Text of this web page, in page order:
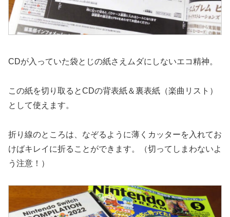
CDが入っていた袋とじの紙さえムダにしないエコ精神。
この紙を切り取るとCDの背表紙＆裏表紙（楽曲リスト）
として使えます。
折り線のところは、なぞるように薄くカッターを入れてお
けばキレイに折ることができます。（切ってしまわないよ
う注意！）